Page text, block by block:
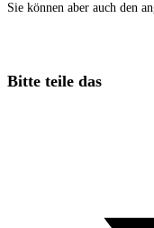
Sie können aber auch den
Bitte teile dasDiesen